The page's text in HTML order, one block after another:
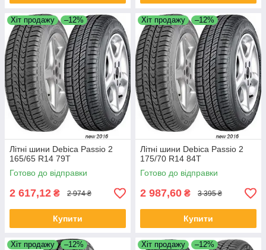
Хіт продажу –12%
Літні шини Debica Passio 2
165/65 R14 79T
Готово до відправки
2 617,12 ₴ 2 974 ₴
Купити
Хіт продажу –12%
Літні шини Debica Passio 2
175/70 R14 84T
Готово до відправки
2 987,60 ₴ 3 395 ₴
Купити
Хіт продажу –12% Хіт продажу –12%